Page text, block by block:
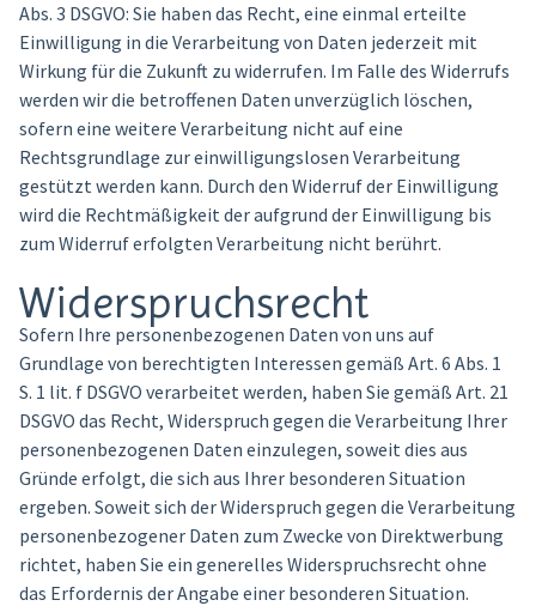
Abs. 3 DSGVO: Sie haben das Recht, eine einmal erteilte
Einwilligung in die Verarbeitung von Daten jederzeit mit
Wirkung für die Zukunft zu widerrufen. Im Falle des Widerrufs
werden wir die betroffenen Daten unverzüglich löschen,
sofern eine weitere Verarbeitung nicht auf eine
Rechtsgrundlage zur einwilligungslosen Verarbeitung
gestützt werden kann. Durch den Widerruf der Einwilligung
wird die Rechtmäßigkeit der aufgrund der Einwilligung bis
zum Widerruf erfolgten Verarbeitung nicht berührt.
Widerspruchsrecht
Sofern Ihre personenbezogenen Daten von uns auf
Grundlage von berechtigten Interessen gemäß Art. 6 Abs. 1
S. 1 lit. f DSGVO verarbeitet werden, haben Sie gemäß Art. 21
DSGVO das Recht, Widerspruch gegen die Verarbeitung Ihrer
personenbezogenen Daten einzulegen, soweit dies aus
Gründe erfolgt, die sich aus Ihrer besonderen Situation
ergeben. Soweit sich der Widerspruch gegen die Verarbeitung
personenbezogener Daten zum Zwecke von Direktwerbung
richtet, haben Sie ein generelles Widerspruchsrecht ohne
das Erfordernis der Angabe einer besonderen Situation.